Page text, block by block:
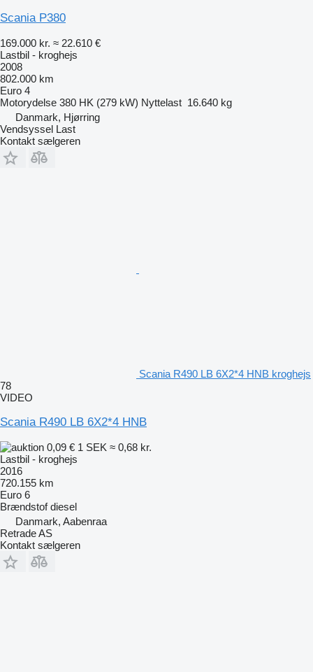
Scania P380
169.000 kr. ≈ 22.610 €
Lastbil - kroghejs
2008
802.000 km
Euro 4
Motorydelse 380 HK (279 kW) Nyttelast 16.640 kg
Danmark, Hjørring
Vendsyssel Last
Kontakt sælgeren
Scania R490 LB 6X2*4 HNB kroghejs
78
VIDEO
Scania R490 LB 6X2*4 HNB
0,09 € 1 SEK ≈ 0,68 kr.
Lastbil - kroghejs
2016
720.155 km
Euro 6
Brændstof diesel
Danmark, Aabenraa
Retrade AS
Kontakt sælgeren